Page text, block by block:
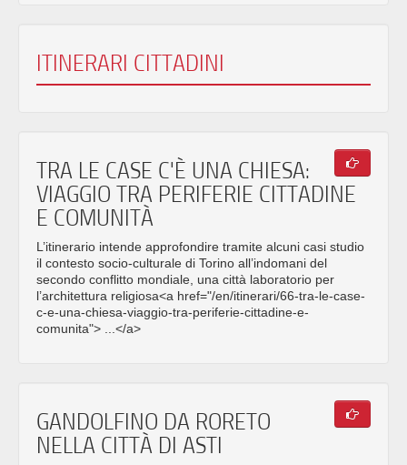
ITINERARI CITTADINI
TRA LE CASE C'È UNA CHIESA:
VIAGGIO TRA PERIFERIE CITTADINE
E COMUNITÀ
L’itinerario intende approfondire tramite alcuni casi studio
il contesto socio-culturale di Torino all’indomani del
secondo conflitto mondiale, una città laboratorio per
l’architettura religiosa<a href="/en/itinerari/66-tra-le-case-
c-e-una-chiesa-viaggio-tra-periferie-cittadine-e-
comunita"> ...</a>
GANDOLFINO DA RORETO
NELLA CITTÀ DI ASTI